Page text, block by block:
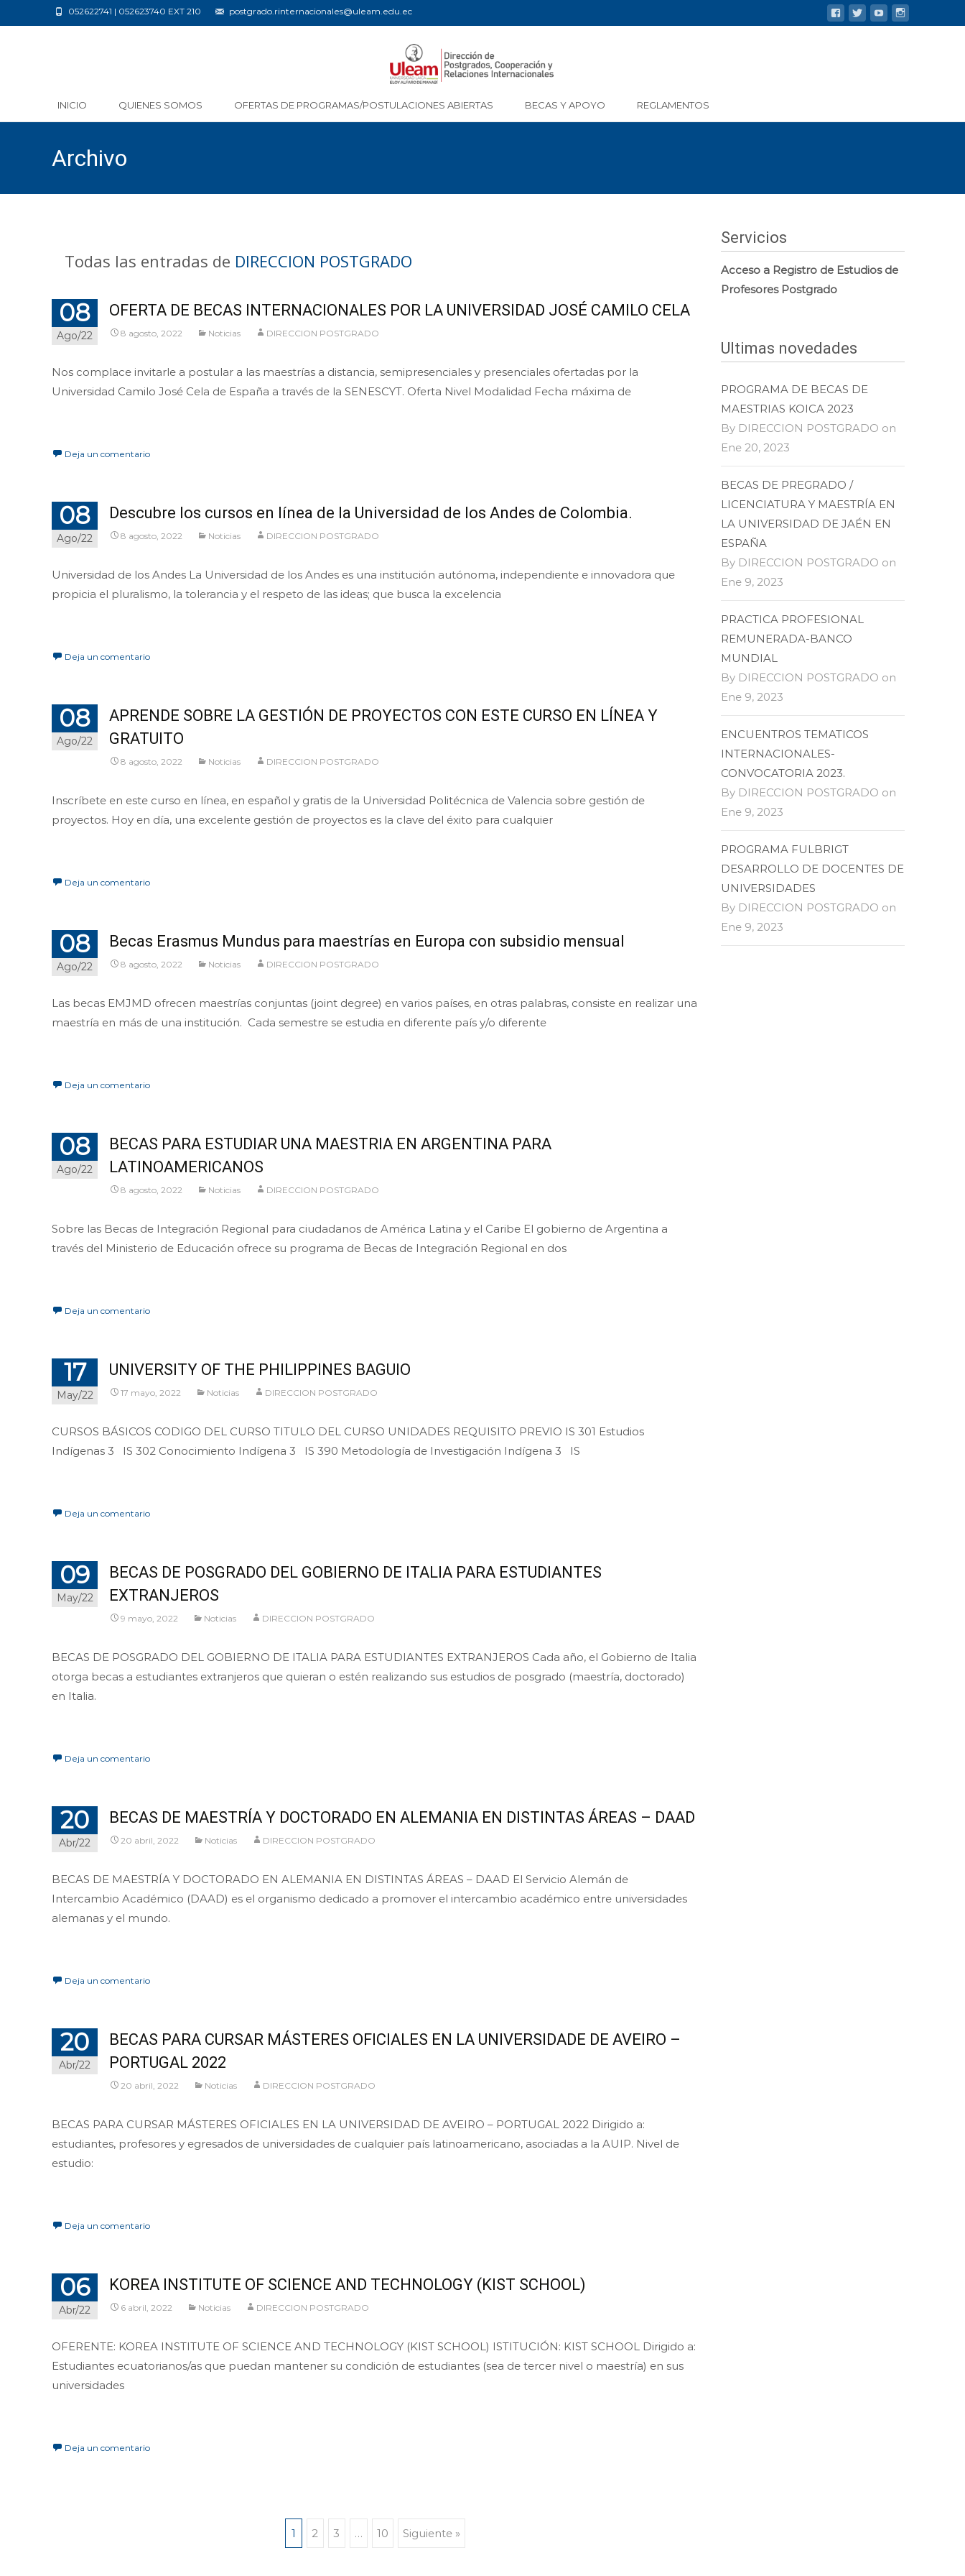
052622741 | 052623740 EXT 210 postgrado.rinternacionales@uleam.edu.ec
INICIO QUIENES SOMOS OFERTAS DE PROGRAMAS/POSTULACIONES ABIERTAS BECAS Y APOYO REGLAMENTOS
Archivo
Todas las entradas de DIRECCION POSTGRADO
08
Ago/22
OFERTA DE BECAS INTERNACIONALES POR LA UNIVERSIDAD JOSÉ CAMILO CELA
8 agosto, 2022 Noticias DIRECCION POSTGRADO
Nos complace invitarle a postular a las maestrías a distancia, semipresenciales y presenciales ofertadas por la
Universidad Camilo José Cela de España a través de la SENESCYT. Oferta Nivel Modalidad Fecha máxima de
Deja un comentario
08
Ago/22
Descubre los cursos en línea de la Universidad de los Andes de Colombia.
8 agosto, 2022 Noticias DIRECCION POSTGRADO
Universidad de los Andes La Universidad de los Andes es una institución autónoma, independiente e innovadora que
propicia el pluralismo, la tolerancia y el respeto de las ideas; que busca la excelencia
Deja un comentario
08
Ago/22
APRENDE SOBRE LA GESTIÓN DE PROYECTOS CON ESTE CURSO EN LÍNEA Y
GRATUITO
8 agosto, 2022 Noticias DIRECCION POSTGRADO
Inscríbete en este curso en línea, en español y gratis de la Universidad Politécnica de Valencia sobre gestión de
proyectos. Hoy en día, una excelente gestión de proyectos es la clave del éxito para cualquier
Deja un comentario
08
Ago/22
Becas Erasmus Mundus para maestrías en Europa con subsidio mensual
8 agosto, 2022 Noticias DIRECCION POSTGRADO
Las becas EMJMD ofrecen maestrías conjuntas (joint degree) en varios países, en otras palabras, consiste en realizar una
maestría en más de una institución. Cada semestre se estudia en diferente país y/o diferente
Deja un comentario
08
Ago/22
BECAS PARA ESTUDIAR UNA MAESTRIA EN ARGENTINA PARA
LATINOAMERICANOS
8 agosto, 2022 Noticias DIRECCION POSTGRADO
Sobre las Becas de Integración Regional para ciudadanos de América Latina y el Caribe El gobierno de Argentina a
través del Ministerio de Educación ofrece su programa de Becas de Integración Regional en dos
Deja un comentario
17
May/22
UNIVERSITY OF THE PHILIPPINES BAGUIO
17 mayo, 2022 Noticias DIRECCION POSTGRADO
CURSOS BÁSICOS CODIGO DEL CURSO TITULO DEL CURSO UNIDADES REQUISITO PREVIO IS 301 Estudios
Indígenas 3 IS 302 Conocimiento Indígena 3 IS 390 Metodología de Investigación Indígena 3 IS
Deja un comentario
09
May/22
BECAS DE POSGRADO DEL GOBIERNO DE ITALIA PARA ESTUDIANTES
EXTRANJEROS
9 mayo, 2022 Noticias DIRECCION POSTGRADO
BECAS DE POSGRADO DEL GOBIERNO DE ITALIA PARA ESTUDIANTES EXTRANJEROS Cada año, el Gobierno de Italia
otorga becas a estudiantes extranjeros que quieran o estén realizando sus estudios de posgrado (maestría, doctorado)
en Italia.
Deja un comentario
20
Abr/22
BECAS DE MAESTRÍA Y DOCTORADO EN ALEMANIA EN DISTINTAS ÁREAS – DAAD
20 abril, 2022 Noticias DIRECCION POSTGRADO
BECAS DE MAESTRÍA Y DOCTORADO EN ALEMANIA EN DISTINTAS ÁREAS – DAAD El Servicio Alemán de
Intercambio Académico (DAAD) es el organismo dedicado a promover el intercambio académico entre universidades
alemanas y el mundo.
Deja un comentario
20
Abr/22
BECAS PARA CURSAR MÁSTERES OFICIALES EN LA UNIVERSIDADE DE AVEIRO –
PORTUGAL 2022
20 abril, 2022 Noticias DIRECCION POSTGRADO
BECAS PARA CURSAR MÁSTERES OFICIALES EN LA UNIVERSIDAD DE AVEIRO – PORTUGAL 2022 Dirigido a:
estudiantes, profesores y egresados de universidades de cualquier país latinoamericano, asociadas a la AUIP. Nivel de
estudio:
Deja un comentario
06
Abr/22
KOREA INSTITUTE OF SCIENCE AND TECHNOLOGY (KIST SCHOOL)
6 abril, 2022 Noticias DIRECCION POSTGRADO
OFERENTE: KOREA INSTITUTE OF SCIENCE AND TECHNOLOGY (KIST SCHOOL) ISTITUCIÓN: KIST SCHOOL Dirigido a:
Estudiantes ecuatorianos/as que puedan mantener su condición de estudiantes (sea de tercer nivel o maestría) en sus
universidades
Deja un comentario
1 2 3 … 10 Siguiente »
Servicios
Acceso a Registro de Estudios de
Profesores Postgrado
Ultimas novedades
PROGRAMA DE BECAS DE
MAESTRIAS KOICA 2023
By DIRECCION POSTGRADO on
Ene 20, 2023
BECAS DE PREGRADO /
LICENCIATURA Y MAESTRÍA EN
LA UNIVERSIDAD DE JAÉN EN
ESPAÑA
By DIRECCION POSTGRADO on
Ene 9, 2023
PRACTICA PROFESIONAL
REMUNERADA-BANCO
MUNDIAL
By DIRECCION POSTGRADO on
Ene 9, 2023
ENCUENTROS TEMATICOS
INTERNACIONALES-
CONVOCATORIA 2023.
By DIRECCION POSTGRADO on
Ene 9, 2023
PROGRAMA FULBRIGT
DESARROLLO DE DOCENTES DE
UNIVERSIDADES
By DIRECCION POSTGRADO on
Ene 9, 2023